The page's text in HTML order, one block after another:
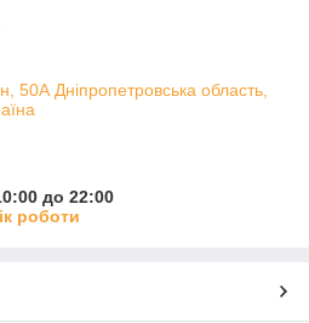
50А Дніпропетровська область,
до 22:00
роботи